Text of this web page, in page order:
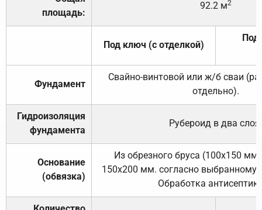
площадь:
92.2 м2
Под ключ (с отделкой)
Под
Фундамент
Свайно-винтовой или ж/б сваи
отдельно).
Гидроизоляция
фундамента
Рубероид в два слоя.
Основание
(обвязка)
Из обрезного бруса (100х150
150х200 мм. согласно выбранному
Обработка